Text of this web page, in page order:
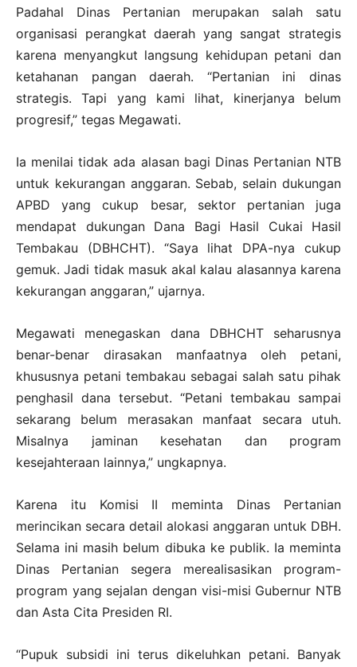
Padahal Dinas Pertanian merupakan salah satu
organisasi perangkat daerah yang sangat strategis
karena menyangkut langsung kehidupan petani dan
ketahanan pangan daerah. “Pertanian ini dinas
strategis. Tapi yang kami lihat, kinerjanya belum
progresif,” tegas Megawati.
Ia menilai tidak ada alasan bagi Dinas Pertanian NTB
untuk kekurangan anggaran. Sebab, selain dukungan
APBD yang cukup besar, sektor pertanian juga
mendapat dukungan Dana Bagi Hasil Cukai Hasil
Tembakau (DBHCHT). “Saya lihat DPA-nya cukup
gemuk. Jadi tidak masuk akal kalau alasannya karena
kekurangan anggaran,” ujarnya.
Megawati menegaskan dana DBHCHT seharusnya
benar-benar dirasakan manfaatnya oleh petani,
khususnya petani tembakau sebagai salah satu pihak
penghasil dana tersebut. “Petani tembakau sampai
sekarang belum merasakan manfaat secara utuh.
Misalnya jaminan kesehatan dan program
kesejahteraan lainnya,” ungkapnya.
Karena itu Komisi II meminta Dinas Pertanian
merincikan secara detail alokasi anggaran untuk DBH.
Selama ini masih belum dibuka ke publik. Ia meminta
Dinas Pertanian segera merealisasikan program-
program yang sejalan dengan visi-misi Gubernur NTB
dan Asta Cita Presiden RI.
“Pupuk subsidi ini terus dikeluhkan petani. Banyak